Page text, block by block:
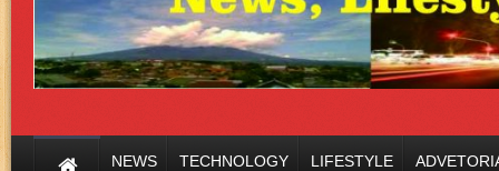
NEWS TECHNOLOGY LIFESTYLE